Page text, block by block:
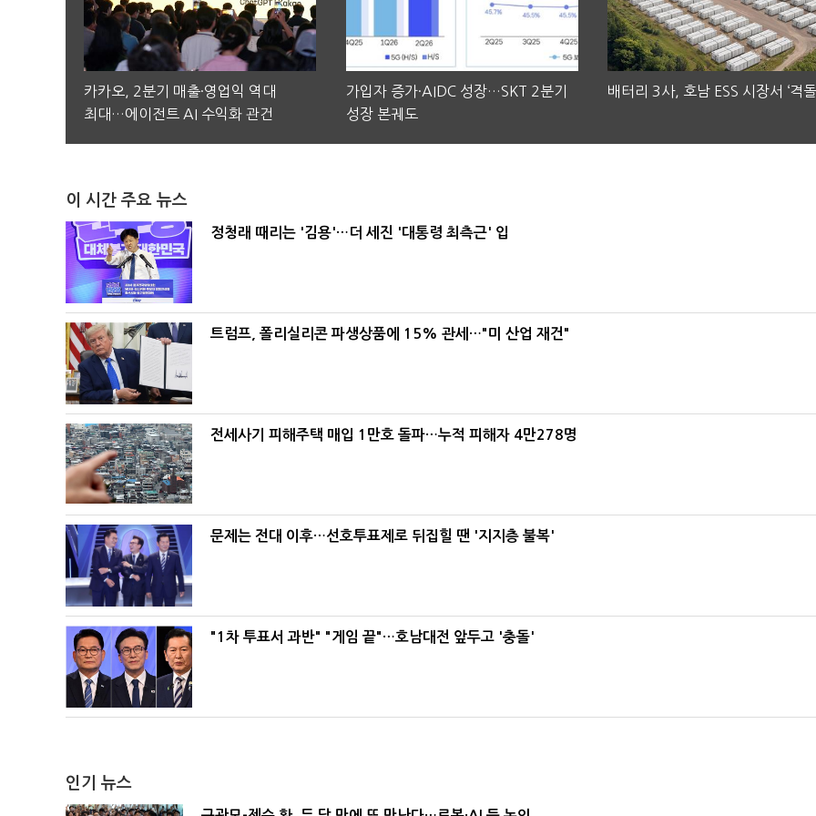
카카오, 2분기 매출·영업익 역대
최대…에이전트 AI 수익화 관건
가입자 증가·AIDC 성장…SKT 2분기
성장 본궤도
배터리 3사, 호남 ESS 시장서 ‘격돌
이 시간 주요 뉴스
정청래 때리는 '김용'…더 세진 '대통령 최측근' 입
트럼프, 폴리실리콘 파생상품에 15% 관세…"미 산업 재건"
전세사기 피해주택 매입 1만호 돌파…누적 피해자 4만278명
문제는 전대 이후…선호투표제로 뒤집힐 땐 '지지층 불복'
"1차 투표서 과반" "게임 끝"…호남대전 앞두고 '충돌'
인기 뉴스